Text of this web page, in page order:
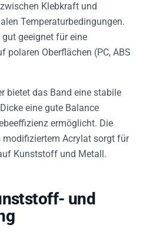
Klebkraft und
Temperaturbedingungen.
geeignet für eine
polaren Oberflächen (PC, ABS
bietet das Band eine stabile
eine gute Balance
ermöglicht. Die
Acrylat sorgt für
Kunststoff und Metall.
und